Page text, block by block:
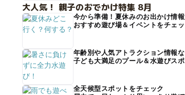
大人気！ 親子のおでかけ特集 8月
今から準備！夏休みのお出かけ情
おすすめ遊び場＆イベントをチェッ
年齢別や人気アトラクション情報
子ども大満足のプール＆水遊びスポ
全天候型スポットをチェック